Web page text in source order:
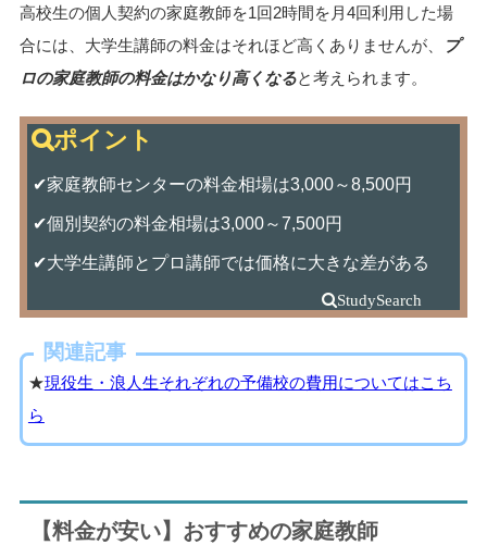
高校生の個人契約の家庭教師を1回2時間を月4回利用した場
合には、大学生講師の料金はそれほど高くありませんが、
プ
ロの家庭教師の料金はかなり高くなると考えられます。
✔家庭教師センターの料金相場は3,000～8,500円
✔個別契約の料金相場は3,000～7,500円
✔大学生講師とプロ講師では価格に大きな差がある
関連記事
★現役生・浪人生それぞれの予備校の費用についてはこち
ら
【料金が安い】おすすめの家庭教師